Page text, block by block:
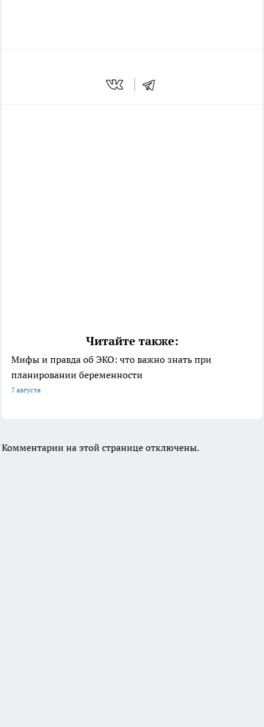
Читайте также:
Мифы и правда об ЭКО: что важно знать при
планировании беременности
7 августа
Комментарии на этой странице отключены.